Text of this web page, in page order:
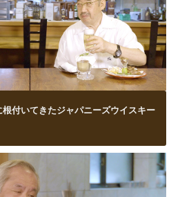
根付いてきたジャパニーズウイスキー